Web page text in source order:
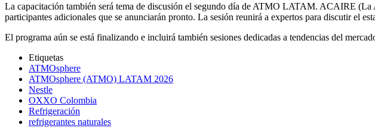
La capacitación también será tema de discusión el segundo día de ATMO LATAM. ACAIRE
participantes adicionales que se anunciarán pronto. La sesión reunirá a expertos para discutir el
El programa aún se está finalizando e incluirá también sesiones dedicadas a tendencias del
Etiquetas
ATMOsphere
ATMOsphere (ATMO) LATAM 2026
Nestle
OXXO Colombia
Refrigeración
refrigerantes naturales